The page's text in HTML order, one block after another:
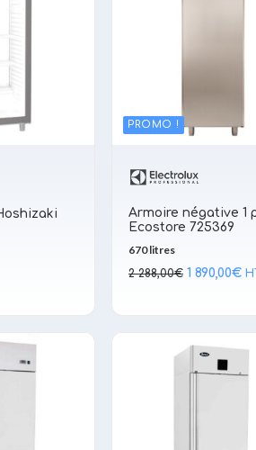
PROMO !
Armoire négative 1
Ecostore 725369
670 litres
2 288,00€ Le
1 890,00€Le